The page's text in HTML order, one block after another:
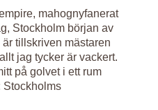
mahognyfanerat
Stockholm början av
tillskriven mästaren
jag tycker är vackert.
på golvet i ett rum
Stockholms